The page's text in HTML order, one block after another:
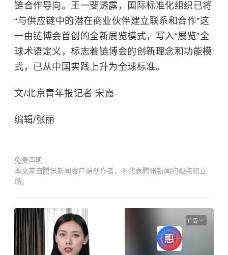
链合作导向。王一斐透露，
国际标准化组织 已将
“与供应链中的潜在商业伙伴建立联系和合作”这
一由链博会首创的全新展览模式，写入“展览”全
球术语定义，标志着链博会的创新理念和功能模
式，已从中国实践上升为全球标准。
文/北京青年报记者 宋霞
编辑/张丽
免责声明
本文来自腾讯新闻客户端创作者，不代表腾讯新闻的观点和立
场。
广告